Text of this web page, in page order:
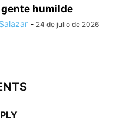
humilde
- 24 de julio de 2026